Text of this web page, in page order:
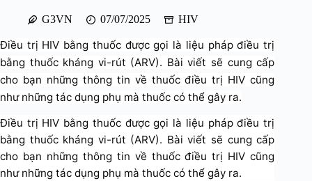
G3VN 07/07/2025 HIV
Điều trị HIV bằng thuốc được gọi là liệu pháp điều trị
bằng thuốc kháng vi-rút (ARV). Bài viết sẽ cung cấp
cho bạn những thông tin về thuốc điều trị HIV cũng
như những tác dụng phụ mà thuốc có thể gây ra.
Điều trị HIV bằng thuốc được gọi là liệu pháp điều trị
bằng thuốc kháng vi-rút (ARV). Bài viết sẽ cung cấp
cho bạn những thông tin về thuốc điều trị HIV cũng
như những tác dụng phụ mà thuốc có thể gây ra.